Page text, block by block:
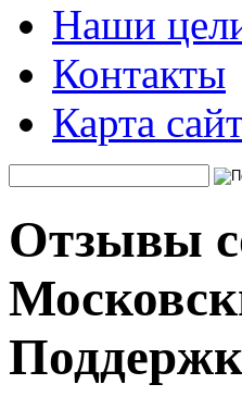
Наши
Контакты
Карта
Отзывы